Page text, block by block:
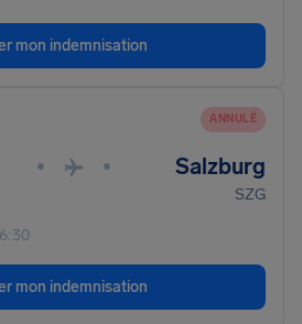
mon indemnisation
ANNULÉ
• • Salzburg
SZG
mon indemnisation